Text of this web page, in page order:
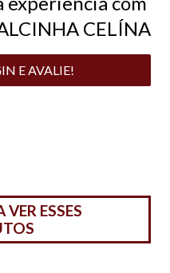
CELÍNA
E AVALIE!
VER ESSES